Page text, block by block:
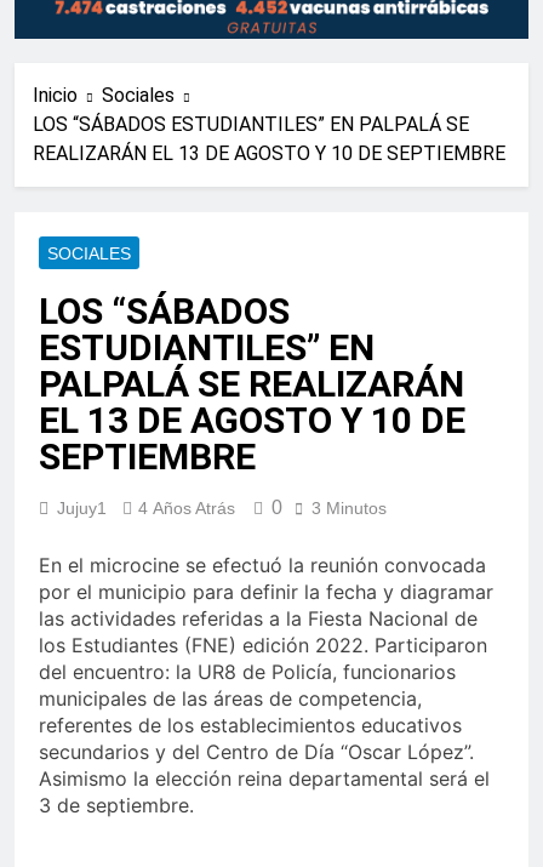
Inicio
Sociales
LOS “SÁBADOS ESTUDIANTILES” EN PALPALÁ SE
REALIZARÁN EL 13 DE AGOSTO Y 10 DE SEPTIEMBRE
SOCIALES
LOS “SÁBADOS
ESTUDIANTILES” EN
PALPALÁ SE REALIZARÁN
EL 13 DE AGOSTO Y 10 DE
SEPTIEMBRE
Jujuy1 4 Años Atrás 0 3 Minutos
En el microcine se efectuó la reunión convocada
por el municipio para definir la fecha y diagramar
las actividades referidas a la Fiesta Nacional de
los Estudiantes (FNE) edición 2022. Participaron
del encuentro: la UR8 de Policía, funcionarios
municipales de las áreas de competencia,
referentes de los establecimientos educativos
secundarios y del Centro de Día “Oscar López”.
Asimismo la elección reina departamental será el
3 de septiembre.